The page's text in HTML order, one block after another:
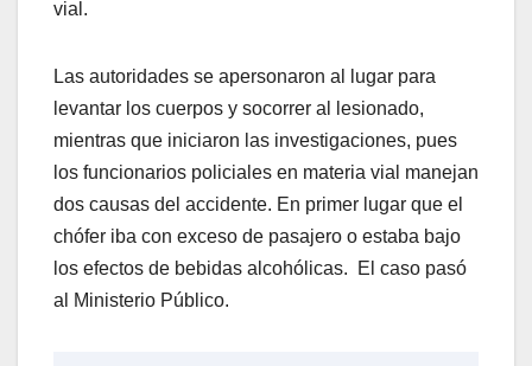
vial.
Las autoridades se apersonaron al lugar para
levantar los cuerpos y socorrer al lesionado,
mientras que iniciaron las investigaciones, pues
los funcionarios policiales en materia vial manejan
dos causas del accidente. En primer lugar que el
chófer iba con exceso de pasajero o estaba bajo
los efectos de bebidas alcohólicas. El caso pasó
al Ministerio Público.